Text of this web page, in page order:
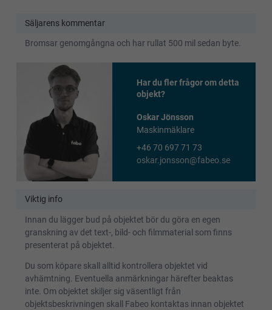
Säljarens kommentar
Bromsar genomgångna och har rullat 500 mil sedan byte.
Har du fler frågor om detta
objekt?
Oskar Jönsson
Maskinmäklare
+46 70 697 71 73
oskar.jonsson@fabeo.se
Viktig info
Innan du lägger bud på objektet bör du göra en egen
granskning av det text-, bild- och filmmaterial som finns
presenterat på objektet.
Du som köpare skall alltid kontrollera objektet vid
avhämtning. Eventuella anmärkningar härefter beaktas
inte. Om objektet skiljer sig väsentligt från
objektsbeskrivningen skall Fabeo kontaktas innan objektet